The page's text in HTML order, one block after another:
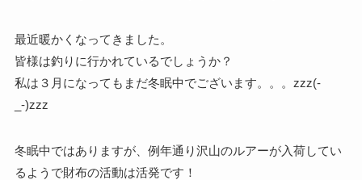
最近暖かくなってきました。
皆様は釣りに行かれているでしょうか？
私は３月になってもまだ冬眠中でございます。。。zzz(-
_-)zzz
冬眠中ではありますが、例年通り沢山のルアーが入荷してい
るようで財布の活動は活発です！